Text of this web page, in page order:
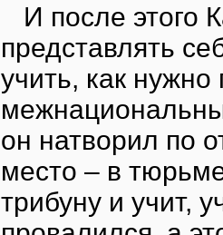
И после этого
представлять
учить, как нужно
он натворил по
место – в
трибуну и учит,